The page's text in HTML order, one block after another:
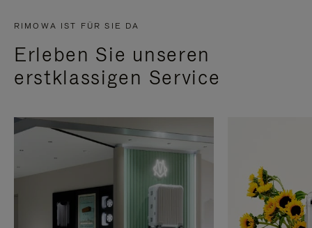
RIMOWA IST FÜR SIE DA
Erleben Sie unseren
erstklassigen Service